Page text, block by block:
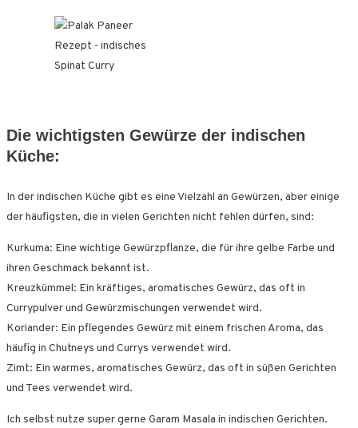
Die wichtigsten Gewürze der indischen
Küche:
In der indischen Küche gibt es eine Vielzahl an Gewürzen, aber einige
der häufigsten, die in vielen Gerichten nicht fehlen dürfen, sind:
Kurkuma: Eine wichtige Gewürzpflanze, die für ihre gelbe Farbe und
ihren Geschmack bekannt ist.
Kreuzkümmel: Ein kräftiges, aromatisches Gewürz, das oft in
Currypulver und Gewürzmischungen verwendet wird.
Koriander: Ein pflegendes Gewürz mit einem frischen Aroma, das
häufig in Chutneys und Currys verwendet wird.
Zimt: Ein warmes, aromatisches Gewürz, das oft in süßen Gerichten
und Tees verwendet wird.
Ich selbst nutze super gerne Garam Masala in indischen Gerichten.